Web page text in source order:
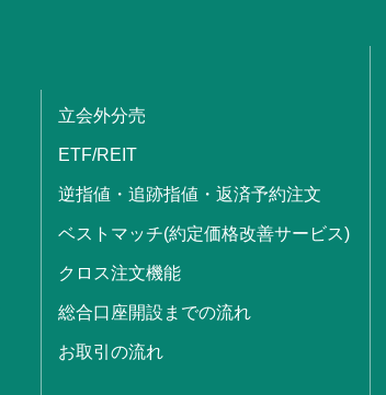
立会外分売
ETF/REIT
逆指値・追跡指値・返済予約注文
ベストマッチ(約定価格改善サービス)
クロス注文機能
総合口座開設までの流れ
お取引の流れ